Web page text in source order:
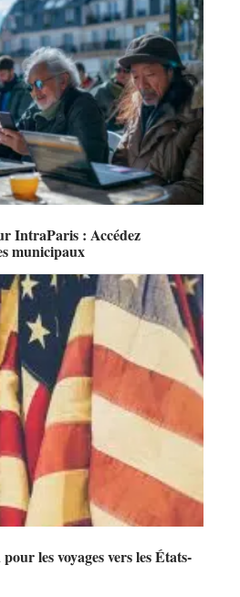
IntraParis : Accédez
municipaux
les voyages vers les États-